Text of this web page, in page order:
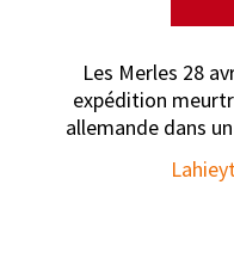
Les Merles 28
expédition
allemande dans